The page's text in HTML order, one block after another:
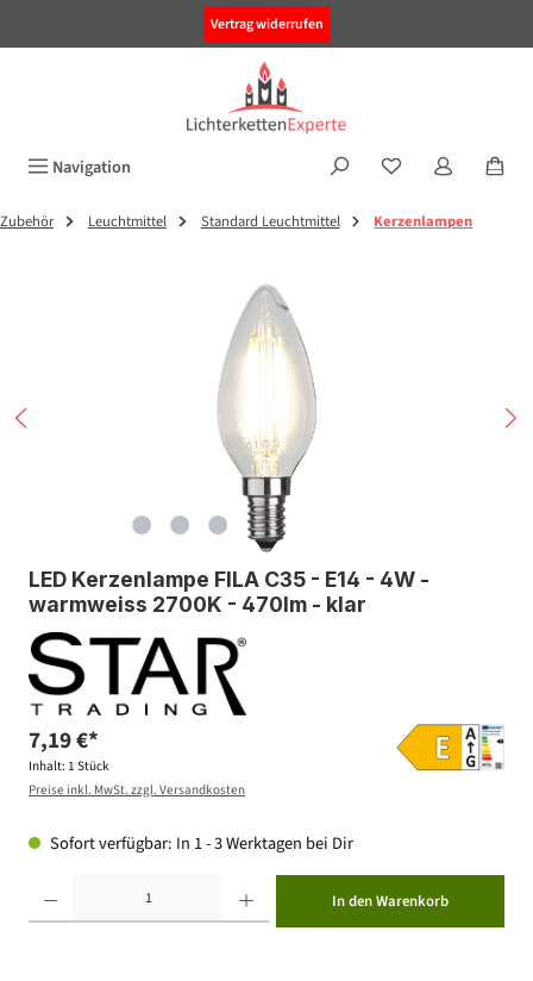
Vertrag widerrufen
Navigation
Zubehör Leuchtmittel Standard Leuchtmittel Kerzenlampen
LED Kerzenlampe FILA C35 - E14 - 4W -
warmweiss 2700K - 470lm - klar
7,19 €*
Inhalt: 1 Stück
Preise inkl. MwSt. zzgl. Versandkosten
Sofort verfügbar: In 1 - 3 Werktagen bei Dir
In den Warenkorb